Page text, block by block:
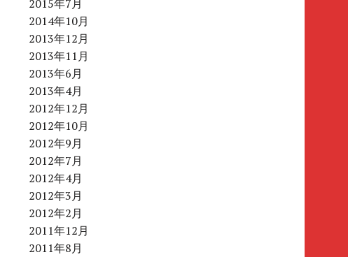
2015年7月
2014年10月
2013年12月
2013年11月
2013年6月
2013年4月
2012年12月
2012年10月
2012年9月
2012年7月
2012年4月
2012年3月
2012年2月
2011年12月
2011年8月